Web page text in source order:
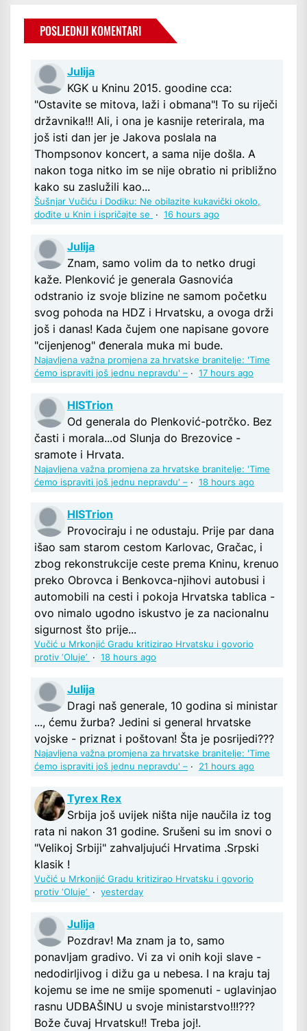
POSLJEDNJI KOMENTARI
Julija
KGK u Kninu 2015. goodine cca:
"Ostavite se mitova, laži i obmana"! To su riječi
državnika!!! Ali, i ona je kasnije reterirala, ma
još isti dan jer je Jakova poslala na
Thompsonov koncert, a sama nije došla. A
nakon toga nitko im se nije obratio ni približno
kako su zaslužili kao...
Šušnjar Vučiću i Dodiku: Ne obilazite kukavički okolo,
dođite u Knin i ispričajte se
· 16 hours ago
Julija
Znam, samo volim da to netko drugi
kaže. Plenković je generala Gasnovića
odstranio iz svoje blizine ne samom početku
svog pohoda na HDZ i Hrvatsku, a ovoga drži
još i danas! Kada čujem one napisane govore
"cijenjenog" đenerala muka mi bude.
Najavljena važna promjena za hrvatske branitelje: 'Time
ćemo ispraviti još jednu nepravdu' – · 17 hours ago
HISTrion
Od generala do Plenković-potrčko. Bez
časti i morala...od Slunja do Brezovice -
sramote i Hrvata.
Najavljena važna promjena za hrvatske branitelje: 'Time
ćemo ispraviti još jednu nepravdu' – · 18 hours ago
HISTrion
Provociraju i ne odustaju. Prije par dana
išao sam starom cestom Karlovac, Gračac, i
zbog rekonstrukcije ceste prema Kninu, krenuo
preko Obrovca i Benkovca-njihovi autobusi i
automobili na cesti i pokoja Hrvatska tablica -
ovo nimalo ugodno iskustvo je za nacionalnu
sigurnost što prije...
Vučić u Mrkonjić Gradu kritizirao Hrvatsku i govorio
protiv ‘Oluje’ · 18 hours ago
Julija
Dragi naš generale, 10 godina si ministar
..., ćemu žurba? Jedini si general hrvatske
vojske - priznat i poštovan! Šta je posrijedi???
Najavljena važna promjena za hrvatske branitelje: 'Time
ćemo ispraviti još jednu nepravdu' – · 21 hours ago
Tyrex Rex
Srbija još uvijek ništa nije naučila iz tog
rata ni nakon 31 godine. Srušeni su im snovi o
"Velikoj Srbiji" zahvaljujući Hrvatima .Srpski
klasik !
Vučić u Mrkonjić Gradu kritizirao Hrvatsku i govorio
protiv ‘Oluje’ · yesterday
Julija
Pozdrav! Ma znam ja to, samo
ponavljam gradivo. Vi za vi onih koji slave -
nedodirljivog i dižu ga u nebesa. I na kraju taj
kojemu se ime ne smije spomenuti - uglavinjao
rasnu UDBAŠINU u svoje ministarstvo!!!???
Bože čuvaj Hrvatsku!! Treba joj!.